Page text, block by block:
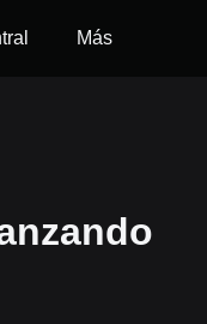
Más